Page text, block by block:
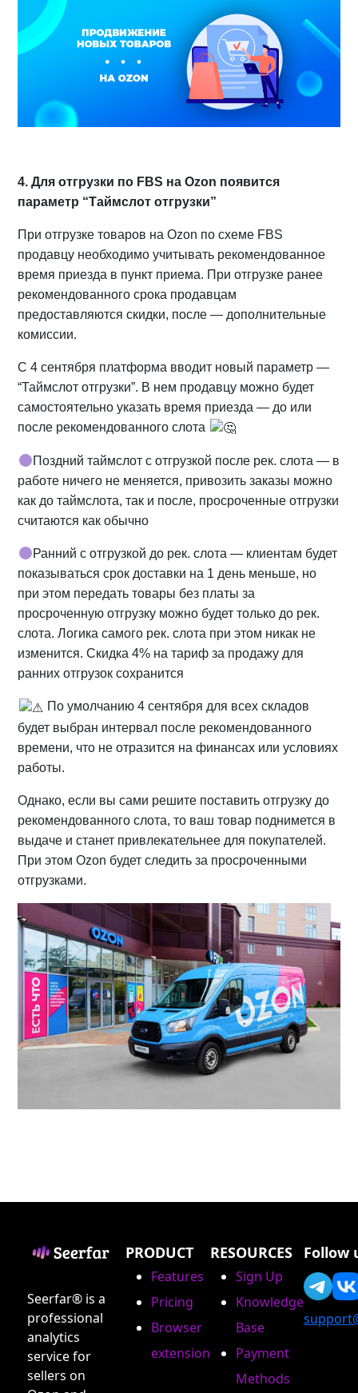
4. Для отгрузки по FBS на Ozon появится
параметр “Таймслот отгрузки”
При отгрузке товаров на Ozon по схеме FBS
продавцу необходимо учитывать рекомендованное
время приезда в пункт приема. При отгрузке ранее
рекомендованного срока продавцам
предоставляются скидки, после — дополнительные
комиссии.
С 4 сентября платформа вводит новый параметр —
“Таймслот отгрузки”. В нем продавцу можно будет
самостоятельно указать время приезда — до или
после рекомендованного слота
Поздний таймслот с отгрузкой после рек. слота — в
работе ничего не меняется, привозить заказы можно
как до таймслота, так и после, просроченные отгрузки
считаются как обычно
Ранний с отгрузкой до рек. слота — клиентам будет
показываться срок доставки на 1 день меньше, но
при этом передать товары без платы за
просроченную отгрузку можно будет только до рек.
слота. Логика самого рек. слота при этом никак не
изменится. Скидка 4% на тариф за продажу для
ранних отгрузок сохранится
По умолчанию 4 сентября для всех складов
будет выбран интервал после рекомендованного
времени, что не отразится на финансах или условиях
работы.
Однако, если вы сами решите поставить отгрузку до
рекомендованного слота, то ваш товар поднимется в
выдаче и станет привлекательнее для покупателей.
При этом Ozon будет следить за просроченными
отгрузками.
Seerfar® is a
professional
analytics
service for
sellers on
PRODUCT
Features
Pricing
Browser
extension
RESOURCES
Sign Up
Knowledge
Base
Payment
Methods
Follow